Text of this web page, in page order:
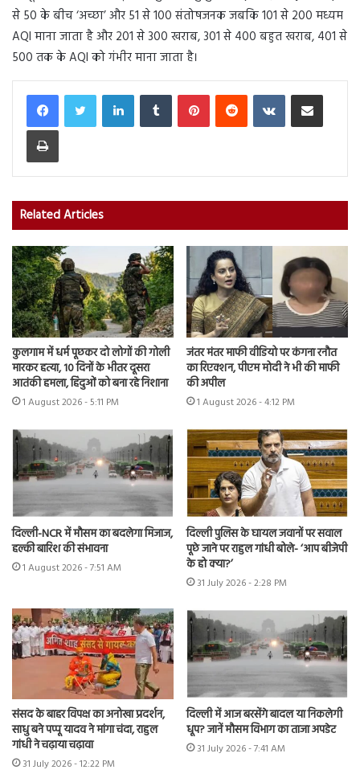
से 50 के बीच ‘अच्छा’ और 51 से 100 संतोषजनक जबकि 101 से 200 मध्यम
AQI माना जाता है और 201 से 300 खराब, 301 से 400 बहुत खराब, 401 से
500 तक के AQI को गंभीर माना जाता है।
LinkedInTumblr PinterestReddit VKontakteShare via Email
Print
Related Articles
कुलगाम में धर्म पूछकर दो लोगों की गोली
मारकर हत्या, 10 दिनों के भीतर दूसरा
आतंकी हमला, हिंदुओं को बना रहे निशाना
1 August 2026 - 5:11 PM
जंतर मंतर माफी वीडियो पर कंगना रनौत
का रिएक्शन, पीएम मोदी ने भी की माफी
की अपील
1 August 2026 - 4:12 PM
दिल्ली-NCR में मौसम का बदलेगा मिजाज,
हल्की बारिश की संभावना
1 August 2026 - 7:51 AM
दिल्ली पुलिस के घायल जवानों पर सवाल
पूछे जाने पर राहुल गांधी बोले- ‘आप बीजेपी
के हो क्या?’
31 July 2026 - 2:28 PM
संसद के बाहर विपक्ष का अनोखा प्रदर्शन,
साधु बने पप्पू यादव ने मांगा चंदा, राहुल
गांधी ने चढ़ाया चढ़ावा
31 July 2026 - 12:22 PM
दिल्ली में आज बरसेंगे बादल या निकलेगी
धूप? जानें मौसम विभाग का ताजा अपडेट
31 July 2026 - 7:41 AM